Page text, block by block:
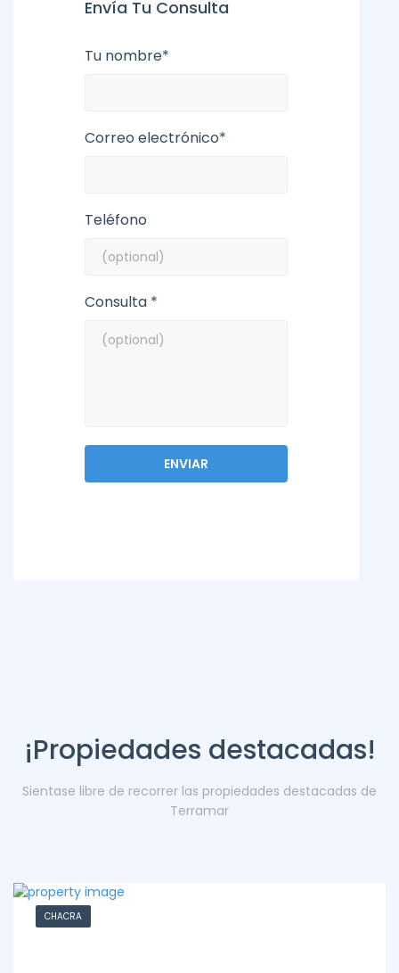
Envía Tu Consulta
Tu nombre*
Correo electrónico*
Teléfono
Consulta *
¡Propiedades destacadas!
Sientase libre de recorrer las propiedades destacadas de
Terramar
CHACRA